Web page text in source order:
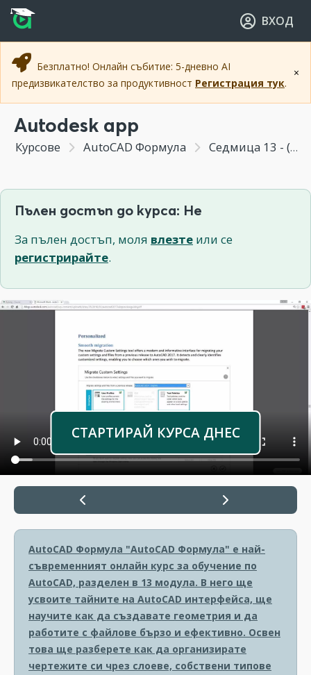
Прескочи към основното съдържание
Прескочи към навигацията
ВХОД
×
Безплатно! Онлайн събитие: 5-дневно AI
предизвикателство за продуктивност Регистрация тук.
Autodesk app
Курсове AutoCAD Формула Седмица 13 - (Бонус Модул) Новите инструменти от практиката след AutoCAD 2017
Пълен достъп до курса: Не
За пълен достъп, моля влезте или се
регистрирайте.
СТАРТИРАЙ КУРСА ДНЕС
AutoCAD Формула "AutoCAD Формула" е най-
съвременният онлайн курс за обучение по
AutoCAD, разделен в 13 модула. В него ще
усвоите тайните на AutoCAD интерфейса, ще
научите как да създавате геометрия и да
работите с файлове бързо и ефективно. Освен
това ще разберете как да организирате
чертежите си чрез слоеве, собствени типове